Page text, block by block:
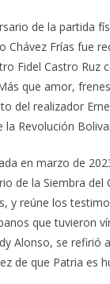
a
m
A
p
p r
de la partida
Chávez Frías fue
Fidel Castro Ruz
que amor,
del realizador
la Revolución
en marzo de
de la Siembra del
y reúne los
que tuvieron
Alonso, se refirió
de que Patria es